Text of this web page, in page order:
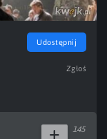
Udostępnij
Zgłoś
145